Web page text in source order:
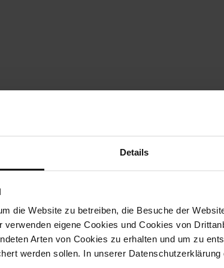
Details
die Website zu betreiben, die Besuche der
verwenden eigene Cookies und Cookies von
Arten von Cookies zu erhalten und um zu
werden sollen. In unserer